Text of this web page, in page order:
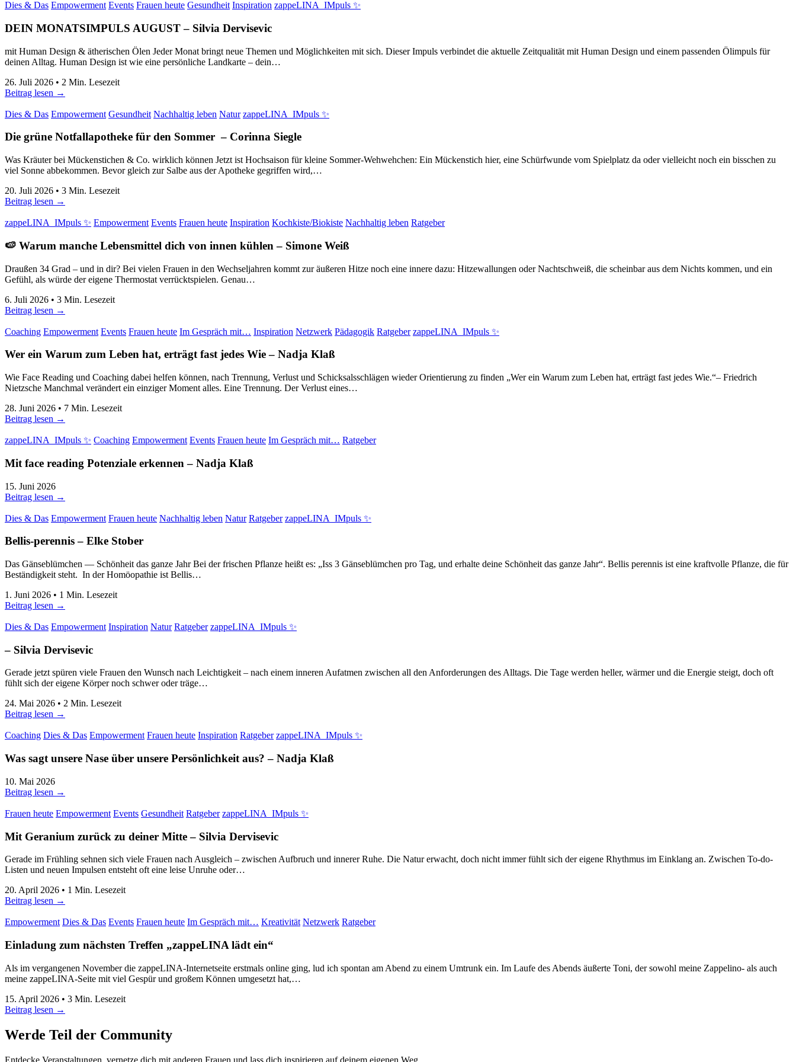
Dies & Das Empowerment Events Frauen heute Gesundheit Inspiration zappeLINA_IMpuls ✨
DEIN MONATSIMPULS AUGUST– Silvia Dervisevic
mit Human Design & ätherischen Ölen Jeder Monat bringt neue Themen und Möglichkeiten mit sich. Dieser Impuls verbindet die aktuelle Zeitqualität mit Human Design und einem passenden Ölimpuls für
deinen Alltag. Human Design ist wie eine persönliche Landkarte – dein…
26. Juli 2026 • 2 Min. Lesezeit
Beitrag lesen →
Dies & Das Empowerment Gesundheit Nachhaltig leben Natur zappeLINA_IMpuls ✨
Die grüne Notfallapotheke für den Sommer – Corinna Siegle
Was Kräuter bei Mückenstichen & Co. wirklich können Jetzt ist Hochsaison für kleine Sommer-Wehwehchen: Ein Mückenstich hier, eine Schürfwunde vom Spielplatz da oder vielleicht noch ein bisschen zu
viel Sonne abbekommen. Bevor gleich zur Salbe aus der Apotheke gegriffen wird,…
20. Juli 2026 • 3 Min. Lesezeit
Beitrag lesen →
zappeLINA_IMpuls ✨ Empowerment Events Frauen heute Inspiration Kochkiste/Biokiste Nachhaltig leben Ratgeber
🍉 Warum manche Lebensmittel dich von innen kühlen – Simone Weiß
Draußen 34 Grad – und in dir? Bei vielen Frauen in den Wechseljahren kommt zur äußeren Hitze noch eine innere dazu: Hitzewallungen oder Nachtschweiß, die scheinbar aus dem Nichts kommen, und ein
Gefühl, als würde der eigene Thermostat verrücktspielen. Genau…
6. Juli 2026 • 3 Min. Lesezeit
Beitrag lesen →
Coaching Empowerment Events Frauen heute Im Gespräch mit… Inspiration Netzwerk Pädagogik Ratgeber zappeLINA_IMpuls ✨
Wer ein Warum zum Leben hat, erträgt fast jedes Wie– Nadja Klaß
Wie Face Reading und Coaching dabei helfen können, nach Trennung, Verlust und Schicksalsschlägen wieder Orientierung zu finden „Wer ein Warum zum Leben hat, erträgt fast jedes Wie.“– Friedrich
Nietzsche Manchmal verändert ein einziger Moment alles. Eine Trennung. Der Verlust eines…
28. Juni 2026 • 7 Min. Lesezeit
Beitrag lesen →
zappeLINA_IMpuls ✨ Coaching Empowerment Events Frauen heute Im Gespräch mit… Ratgeber
Mit face reading Potenziale erkennen – Nadja Klaß
15. Juni 2026
Beitrag lesen →
Dies & Das Empowerment Frauen heute Nachhaltig leben Natur Ratgeber zappeLINA_IMpuls ✨
Bellis-perennis– Elke Stober
Das Gänseblümchen — Schönheit das ganze Jahr Bei der frischen Pflanze heißt es: „Iss 3 Gänseblümchen pro Tag, und erhalte deine Schönheit das ganze Jahr“. Bellis perennis ist eine kraftvolle Pflanze, die für
Beständigkeit steht. In der Homöopathie ist Bellis…
1. Juni 2026 • 1 Min. Lesezeit
Beitrag lesen →
Dies & Das Empowerment Inspiration Natur Ratgeber zappeLINA_IMpuls ✨
– Silvia Dervisevic
Gerade jetzt spüren viele Frauen den Wunsch nach Leichtigkeit – nach einem inneren Aufatmen zwischen all den Anforderungen des Alltags. Die Tage werden heller, wärmer und die Energie steigt, doch oft
fühlt sich der eigene Körper noch schwer oder träge…
24. Mai 2026 • 2 Min. Lesezeit
Beitrag lesen →
Coaching Dies & Das Empowerment Frauen heute Inspiration Ratgeber zappeLINA_IMpuls ✨
Was sagt unsere Nase über unsere Persönlichkeit aus? – Nadja Klaß
10. Mai 2026
Beitrag lesen →
Frauen heute Empowerment Events Gesundheit Ratgeber zappeLINA_IMpuls ✨
Mit Geranium zurück zu deiner Mitte– Silvia Dervisevic
Gerade im Frühling sehnen sich viele Frauen nach Ausgleich – zwischen Aufbruch und innerer Ruhe. Die Natur erwacht, doch nicht immer fühlt sich der eigene Rhythmus im Einklang an. Zwischen To-do-
Listen und neuen Impulsen entsteht oft eine leise Unruhe oder…
20. April 2026 • 1 Min. Lesezeit
Beitrag lesen →
Empowerment Dies & Das Events Frauen heute Im Gespräch mit… Kreativität Netzwerk Ratgeber
Einladung zum nächsten Treffen „zappeLINA lädt ein“
Als im vergangenen November die zappeLINA-Internetseite erstmals online ging, lud ich spontan am Abend zu einem Umtrunk ein. Im Laufe des Abends äußerte Toni, der sowohl meine Zappelino- als auch
meine zappeLINA-Seite mit viel Gespür und großem Können umgesetzt hat,…
15. April 2026 • 3 Min. Lesezeit
Beitrag lesen →
Werde Teil der Community
Entdecke Veranstaltungen, vernetze dich mit anderen Frauen und lass dich inspirieren auf deinem eigenen Weg.